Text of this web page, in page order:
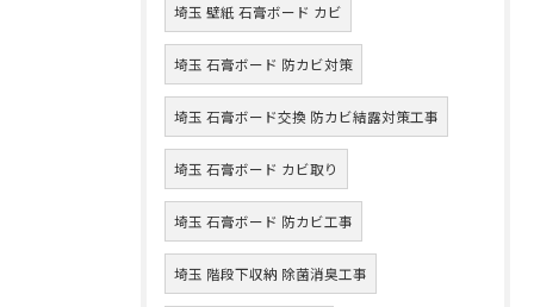
埼玉 壁紙 石膏ボード カビ
埼玉 石膏ボード 防カビ対策
埼玉 石膏ボード交換 防カビ結露対策工事
埼玉 石膏ボード カビ取り
埼玉 石膏ボード 防カビ工事
埼玉 階段下収納 除菌消臭工事